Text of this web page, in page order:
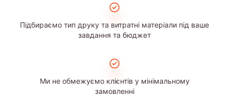
Підбираємо тип друку та витратні матеріали під ваше
завдання та бюджет
Ми не обмежуємо клієнтів у мінімальному
замовленні